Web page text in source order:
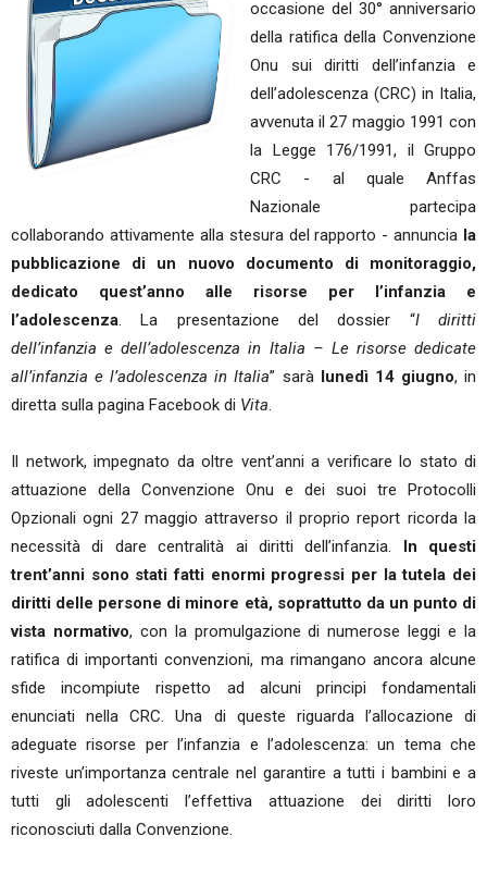
occasione del 30° anniversario
della ratifica della Convenzione
Onu sui diritti dell’infanzia e
dell’adolescenza (CRC) in Italia,
avvenuta il 27 maggio 1991 con
la Legge 176/1991, il Gruppo
CRC - al quale Anffas
Nazionale partecipa
collaborando attivamente alla stesura del rapporto - annuncia la
pubblicazione di un nuovo documento di monitoraggio,
dedicato quest’anno alle risorse per l’infanzia e
l’adolescenza. La presentazione del dossier “I diritti
dell’infanzia e dell’adolescenza in Italia – Le risorse dedicate
all’infanzia e l’adolescenza in Italia” sarà lunedì 14 giugno, in
diretta sulla pagina Facebook di Vita.
Il network, impegnato da oltre vent’anni a verificare lo stato di
attuazione della Convenzione Onu e dei suoi tre Protocolli
Opzionali ogni 27 maggio attraverso il proprio report ricorda la
necessità di dare centralità ai diritti dell’infanzia. In questi
trent’anni sono stati fatti enormi progressi per la tutela dei
diritti delle persone di minore età, soprattutto da un punto di
vista normativo, con la promulgazione di numerose leggi e la
ratifica di importanti convenzioni, ma rimangano ancora alcune
sfide incompiute rispetto ad alcuni principi fondamentali
enunciati nella CRC. Una di queste riguarda l’allocazione di
adeguate risorse per l’infanzia e l’adolescenza: un tema che
riveste un’importanza centrale nel garantire a tutti i bambini e a
tutti gli adolescenti l’effettiva attuazione dei diritti loro
riconosciuti dalla Convenzione.